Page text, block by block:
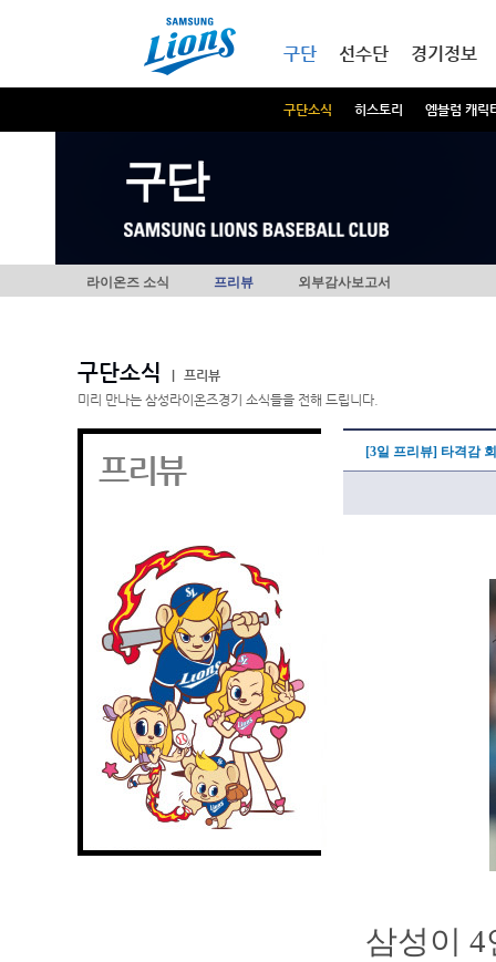
구단
구단소식 히스토리 엠블럼 캐릭
선수단 경기정보
구단
라이온즈 소식 프리뷰 외부감사보고서
구단소식
프리뷰
미리 만나는 삼성라이온즈경기 소식들을 전해 드립니다.
프리뷰 [3일 프리뷰] 타격감
삼성이